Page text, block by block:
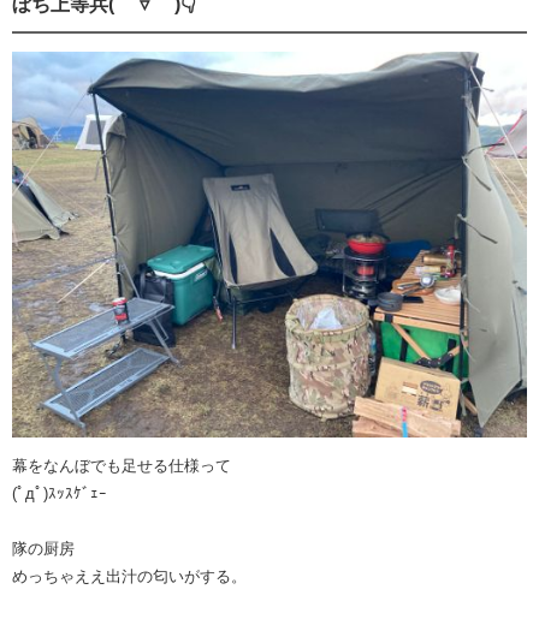
幕をなんぼでも足せる仕様って
(ﾟдﾟ)ｽｯｽｹﾞｪｰ
隊の厨房
めっちゃええ出汁の匂いがする。